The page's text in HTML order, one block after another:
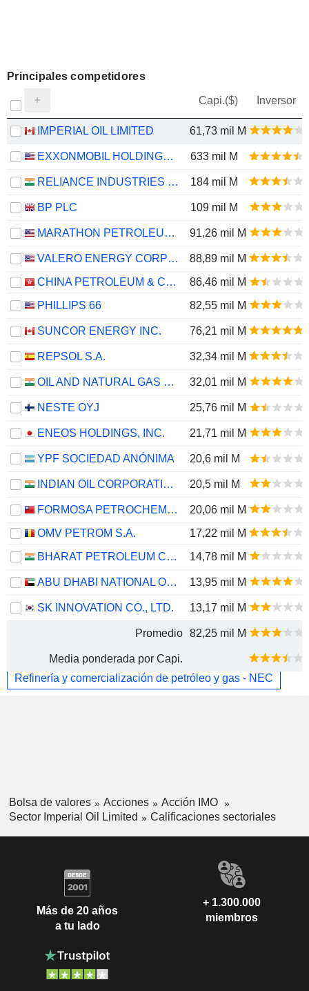
Principales competidores
Capi.($) Inversor
IMPERIAL OIL LIMITED 61,73 mil M
EXXONMOBIL HOLDINGS CORPORATION 633 mil M
RELIANCE INDUSTRIES LTD 184 mil M
BP PLC 109 mil M
MARATHON PETROLEUM CORPORATION 91,26 mil M
VALERO ENERGY CORPORATION
88,89 mil M
CHINA PETROLEUM & CHEMICAL CORPORATION
86,46 mil M
PHILLIPS 66
82,55 mil M
SUNCOR ENERGY INC. 76,21 mil M
REPSOL S.A. 32,34 mil M
OIL AND NATURAL GAS CORPORATION LIMITED 32,01 mil M
NESTE OYJ 25,76 mil M
ENEOS HOLDINGS, INC. 21,71 mil M
YPF SOCIEDAD ANÓNIMA 20,6 mil M
INDIAN OIL CORPORATION LIMITED 20,5 mil M
FORMOSA PETROCHEMICAL CORPORATION
20,06 mil M
OMV PETROM S.A.
17,22 mil M
BHARAT PETROLEUM CORPORATION LIMITED
14,78 mil M
ABU DHABI NATIONAL OIL COMPANY FOR DISTRIBUTION 13,95 mil M
SK INNOVATION CO., LTD. 13,17 mil M
Promedio 82,25 mil M
Media ponderada por Capi.
Refinería y comercialización de petróleo y gas - NEC
Bolsa de valores Acciones
Acción IMO
Sector Imperial Oil Limited
Calificaciones sectoriales
Más de 20 años
a tu lado
+ 1.300.000
miembros